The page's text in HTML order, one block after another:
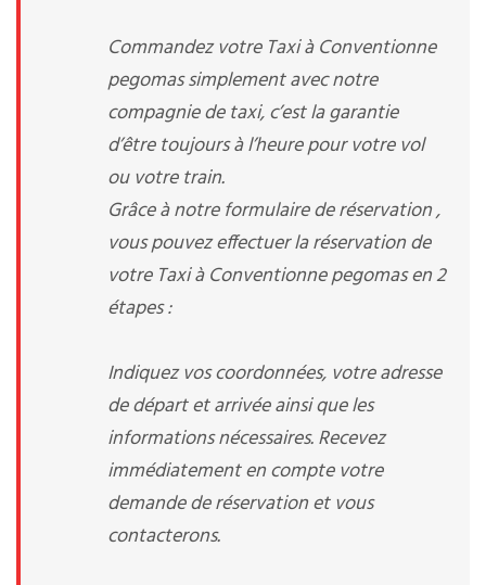
Commandez votre Taxi à Conventionne
pegomas simplement avec notre
compagnie de taxi, c’est la garantie
d’être toujours à l’heure pour votre vol
ou votre train.
Grâce à notre formulaire de réservation ,
vous pouvez effectuer la réservation de
votre Taxi à Conventionne pegomas en 2
étapes :
Indiquez vos coordonnées, votre adresse
de départ et arrivée ainsi que les
informations nécessaires. Recevez
immédiatement en compte votre
demande de réservation et vous
contacterons.